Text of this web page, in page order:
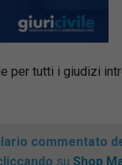
per tutti i giudizi
commentato
su Shop